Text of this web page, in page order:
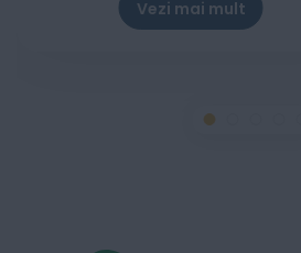
Vezi mai mult